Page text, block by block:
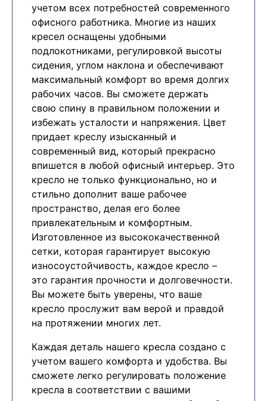
учетом всех потребностей современного
офисного работника. Многие из наших
кресел оснащены удобными
подлокотниками, регулировкой высоты
сидения, углом наклона и обеспечивают
максимальный комфорт во время долгих
рабочих часов. Вы сможете держать
свою спину в правильном положении и
избежать усталости и напряжения. Цвет
придает креслу изысканный и
современный вид, который прекрасно
впишется в любой офисный интерьер. Это
кресло не только функционально, но и
стильно дополнит ваше рабочее
пространство, делая его более
привлекательным и комфортным.
Изготовленное из высококачественной
сетки, которая гарантирует высокую
износоустойчивость, каждое кресло –
это гарантия прочности и долговечности.
Вы можете быть уверены, что ваше
кресло прослужит вам верой и правдой
на протяжении многих лет.
Каждая деталь нашего кресла создано с
учетом вашего комфорта и удобства. Вы
сможете легко регулировать положение
кресла в соответствии с вашими